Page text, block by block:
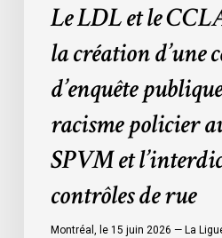
racisme
SPVM
contrôles
Le LDL et le
la création d’une
d’enquête
racisme policier
SPVM et
contrôles de rue
Montréal, le 15 juin 2026 — La